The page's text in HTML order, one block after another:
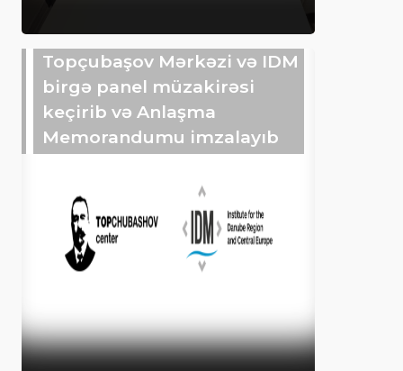
Topçubaşov Mərkəzi və IDM
birgə panel müzakirəsi
keçirib və Anlaşma
Memorandumu imzalayıb